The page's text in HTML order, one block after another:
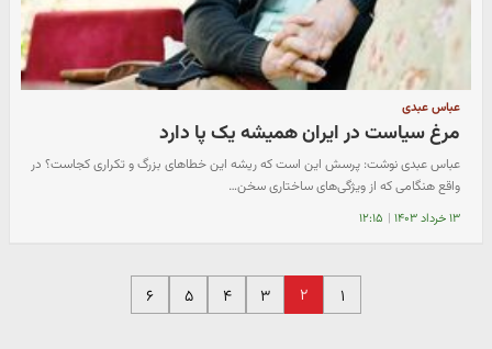
عباس عبدی
مرغ سیاست در ایران همیشه یک پا دارد
عباس عبدی نوشت: پرسش این است که ریشه این خطاهای بزرگ و تکراری کجاست؟ در
واقع هنگامی که از ویژگی‌های ساختاری سخن…
۱۳ خرداد ۱۴۰۳ | ۱۲:۱۵
۱ ۲ ۳ ۴ ۵ ۶